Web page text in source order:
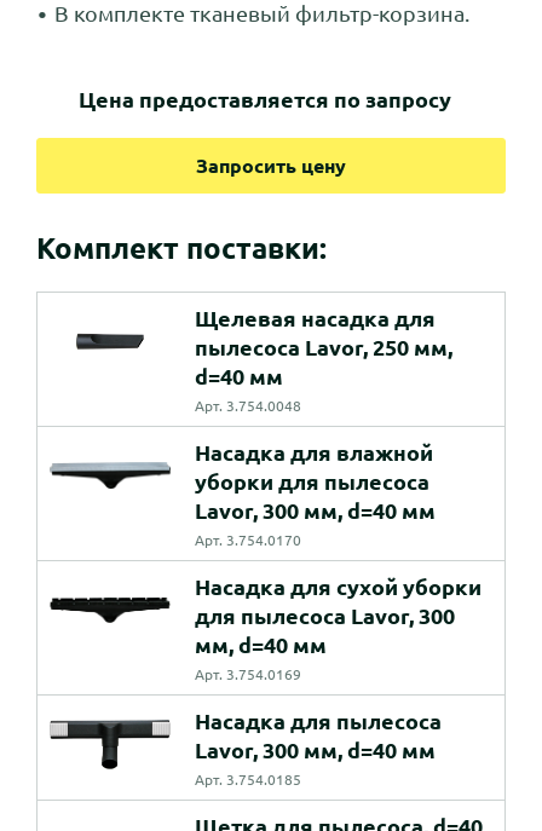
В комплекте тканевый фильтр-корзина.
Цена предоставляется по запросу
Запросить цену
Комплект поставки:
Щелевая насадка для
пылесоса Lavor, 250 мм,
d=40 мм
Арт. 3.754.0048
Насадка для влажной
уборки для пылесоса
Lavor, 300 мм, d=40 мм
Арт. 3.754.0170
Насадка для сухой уборки
для пылесоса Lavor, 300
мм, d=40 мм
Арт. 3.754.0169
Насадка для пылесоса
Lavor, 300 мм, d=40 мм
Арт. 3.754.0185